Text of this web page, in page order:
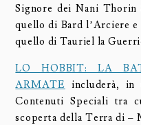
Signore dei Nani Thorin
quello di Bard l’Arciere
quello di Tauriel la
LO HOBBIT: LA
ARMATE includerà,
Contenuti Speciali tra
scoperta della Terra di –